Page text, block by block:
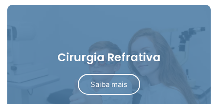
Cirurgia Refrativa
Saiba mais